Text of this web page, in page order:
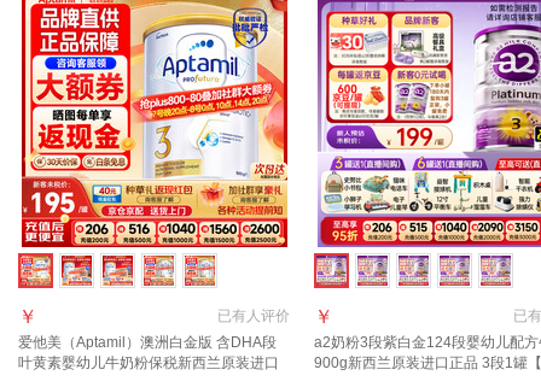
已有人评价
￥
爱他美（Aptamil）澳洲白金版 含DHA段
叶黄素婴幼儿牛奶粉保税新西兰原装进口
已有
￥
a2奶粉3段紫白金124段婴幼儿配
900g新西兰原装进口正品 3段1罐